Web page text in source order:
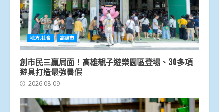
地方.社會 高雄市
創市民三贏局面！高雄親子遊樂園區登場、30多項
遊具打造最強暑假
2026-08-09